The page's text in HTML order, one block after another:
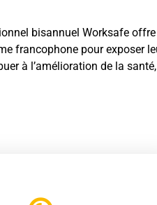
bisannuel Worksafe
francophone pour exposer
à l’amélioration de la